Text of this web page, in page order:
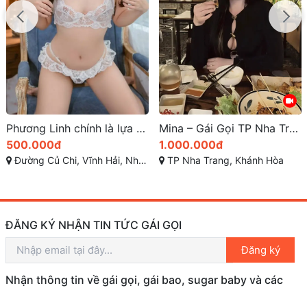
Phương Linh chính là lựa chọn hoàn hảo cho cuộc chơi
500.000đ
Đường Củ Chi, Vĩnh Hải, Nha Trang, Khánh Hòa
Mina – Gái Gọi TP Nha Trang Teen 2k7 Dễ Thương Mê Hoặc
1.000.000đ
TP Nha Trang, Khánh Hòa
ĐĂNG KÝ NHẬN TIN TỨC GÁI GỌI
Đăng ký
Nhận thông tin về gái gọi, gái bao, sugar baby và các